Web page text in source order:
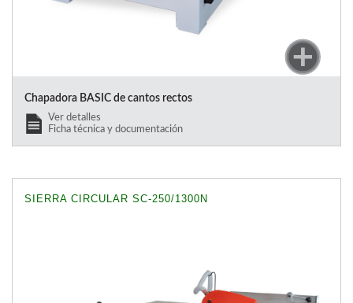
Chapadora BASIC de cantos rectos
Ver detalles
Ficha técnica y documentación
SIERRA CIRCULAR SC-250/1300N